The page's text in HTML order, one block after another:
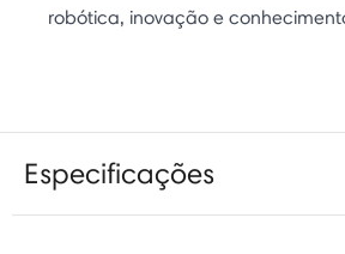
robótica, inovação e
Especificações